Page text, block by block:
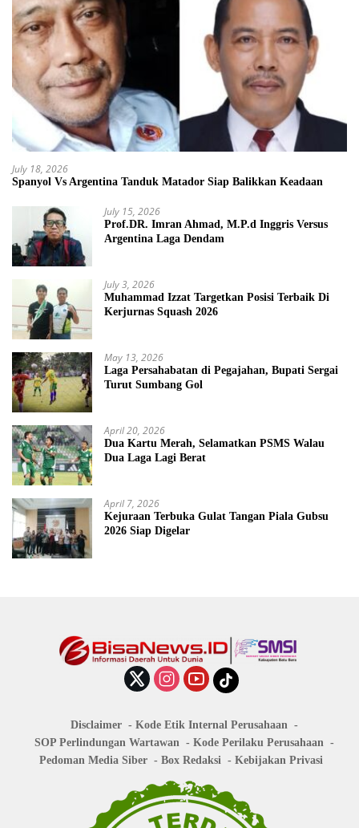
July 18, 2026
Spanyol Vs Argentina Tanduk Matador Siap Balikkan Keadaan
July 15, 2026
Prof.DR. Imran Ahmad, M.P.d Inggris Versus
Argentina Laga Dendam
July 3, 2026
Muhammad Izzat Targetkan Posisi Terbaik Di
Kerjurnas Squash 2026
May 13, 2026
Laga Persahabatan di Pegajahan, Bupati Sergai
Turut Sumbang Gol
April 20, 2026
Dua Kartu Merah, Selamatkan PSMS Walau
Dua Laga Lagi Berat
April 7, 2026
Kejuraan Terbuka Gulat Tangan Piala Gubsu
2026 Siap Digelar
Disclaimer
Kode Etik Internal Perusahaan
SOP Perlindungan Wartawan
Kode Perilaku Perusahaan
Pedoman Media Siber
Box Redaksi Kebijakan Privasi